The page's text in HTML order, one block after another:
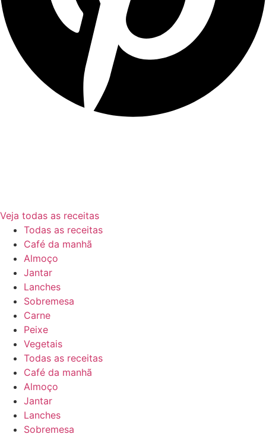
Veja todas as receitas
Todas as receitas
Café da manhã
Almoço
Jantar
Lanches
Sobremesa
Carne
Peixe
Vegetais
Todas as receitas
Café da manhã
Almoço
Jantar
Lanches
Sobremesa